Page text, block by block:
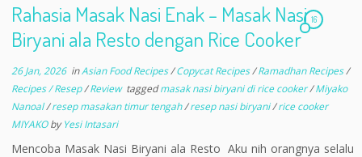
Rahasia Masak Nasi Enak – Masak Nasi
Biryani ala Resto dengan Rice Cooker
16
26 Jan, 2026inAsian Food Recipes/Copycat Recipes/Ramadhan Recipes/
Recipes / Resep/Review taggedmasak nasi biryani di rice cooker/Miyako
Nanoal/resep masakan timur tengah/resep nasi biryani/rice cooker
MIYAKObyYesi Intasari
Mencoba Masak Nasi Biryani ala Resto Aku nih orangnya selalu